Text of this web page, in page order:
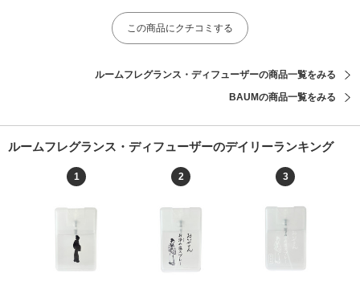
この商品にクチコミする
ルームフレグランス・ディフューザーの商品一覧をみる
BAUMの商品一覧をみる
ルームフレグランス・ディフューザーのデイリーランキング
1 2 3